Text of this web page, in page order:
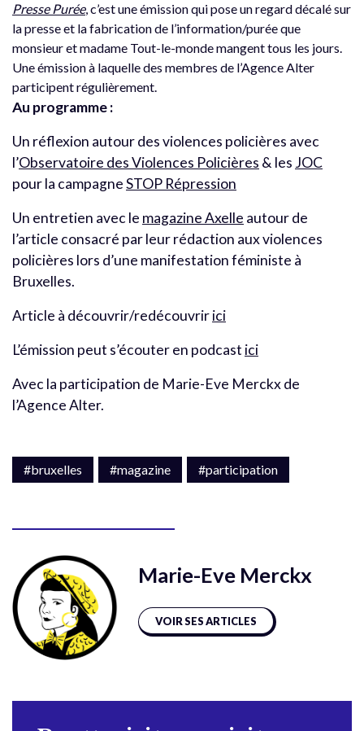
Presse Purée, c’est une émission qui pose un regard décalé sur
la presse et la fabrication de l’information/purée que
monsieur et madame Tout-le-monde mangent tous les jours.
Une émission à laquelle des membres de l’Agence Alter
participent régulièrement.
Au programme :
Un réflexion autour des violences policières avec
l’Observatoire des Violences Policières & les JOC
pour la campagneSTOP Répression
Un entretien avec le magazine Axelle autour de
l’article consacré par leur rédaction aux violences
policières lors d’une manifestation féministe à
Bruxelles.
Article à découvrir/redécouvririci
L’émission peut s’écouter en podcast ici
Avec la participation de Marie-Eve Merckx de
l’Agence Alter.
#bruxelles #magazine #participation
Marie-Eve Merckx
VOIR SES ARTICLES